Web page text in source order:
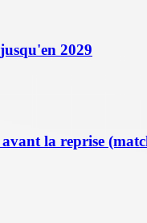
2029
la reprise